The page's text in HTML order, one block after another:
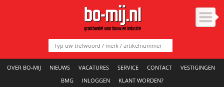
OVER BO-MIJ NIEUWS VACATURES SERVICE CONTACT
VESTIGINGEN
BMG
INLOGGEN KLANT WORDEN?